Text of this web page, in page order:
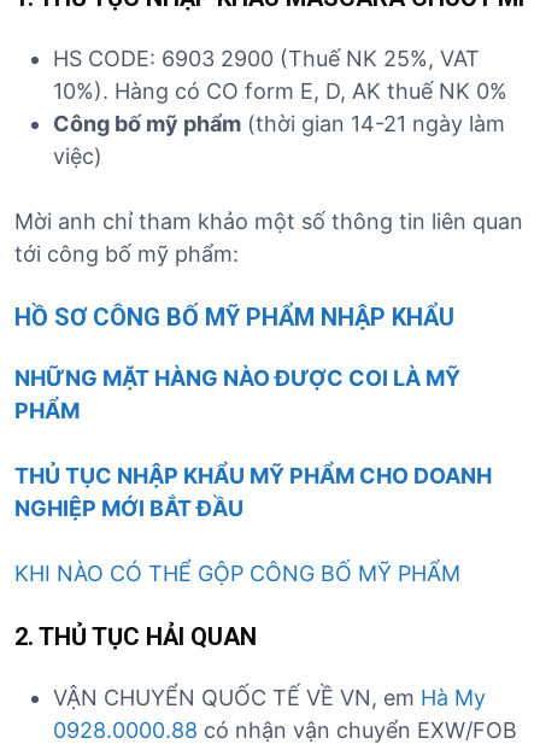
HS CODE: 6903 2900 (Thuế NK 25%, VAT
10%). Hàng có CO form E, D, AK thuế NK 0%
Công bố mỹ phẩm (thời gian 14-21 ngày làm
việc)
Mời anh chỉ tham khảo một số thông tin liên quan
tới công bố mỹ phẩm:
HỒ SƠ CÔNG BỐ MỸ PHẨM NHẬP KHẨU
NHỮNG MẶT HÀNG NÀO ĐƯỢC COI LÀ MỸ
PHẨM
THỦ TỤC NHẬP KHẨU MỸ PHẨM CHO DOANH
NGHIỆP MỚI BẮT ĐẦU
KHI NÀO CÓ THỂ GỘP CÔNG BỐ MỸ PHẨM
2. THỦ TỤC HẢI QUAN
VẬN CHUYỂN QUỐC TẾ VỀ VN, em Hà My
0928.0000.88 có nhận vận chuyển EXW/FOB